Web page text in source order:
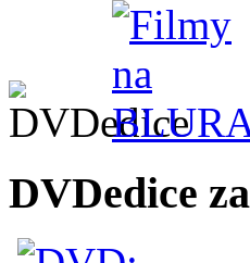
DVDedice